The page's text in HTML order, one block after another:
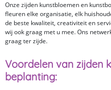
Onze zijden kunstbloemen en
fleuren elke organisatie, elk
de beste kwaliteit, creativiteit en
wij ook graag met u mee. Ons
graag ter zijde.
Voordelen van zijden
beplanting: